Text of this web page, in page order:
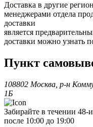
Доставка в другие
менеджерами отдела
доставки
является
доставки можно узнать
Пункт
108802 Москва, р-н
1Б
Забирайте в течении 48-
после 10:00 до 19:00